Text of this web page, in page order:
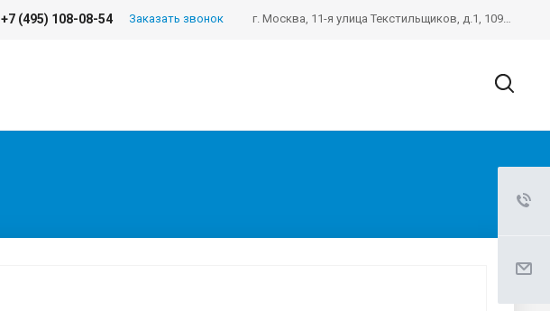
г. Москва, 11-я улица Текстильщиков, д.1, 109390
+7 (495) 108-08-54 Заказать звонок